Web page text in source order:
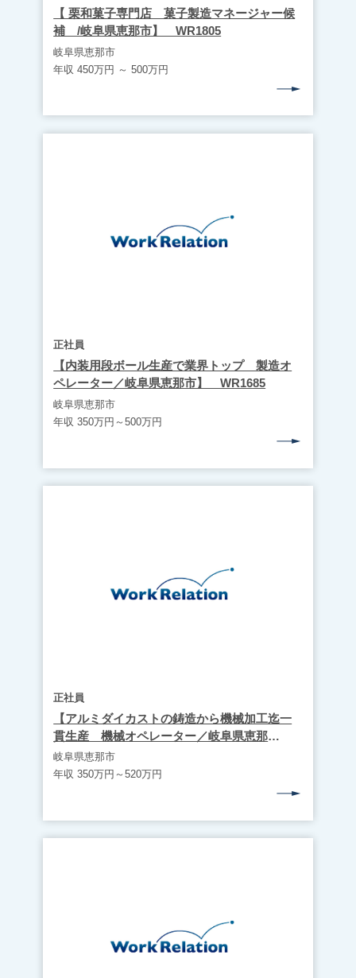
【 栗和菓子専門店 菓子製造マネージャー候
補 /岐阜県恵那市】 WR1805
岐阜県恵那市
年収 450万円 ～ 500万円
正社員
【内装用段ボール生産で業界トップ 製造オ
ペレーター／岐阜県恵那市】 WR1685
岐阜県恵那市
年収 350万円～500万円
正社員
【アルミダイカストの鋳造から機械加工迄一
貫生産 機械オペレーター／岐阜県恵那
市】 WR1687
岐阜県恵那市
年収 350万円～520万円